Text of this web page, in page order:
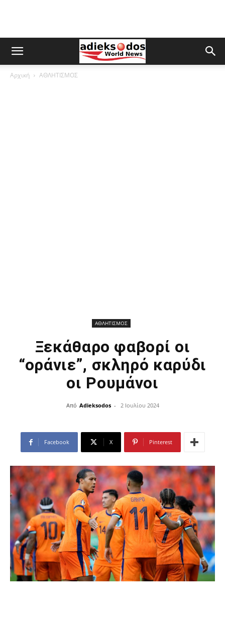
Αρχική ΑΘΛΗΤΙΣΜΟΣ
ΑΘΛΗΤΙΣΜΟΣ
Ξεκάθαρο φαβορί οι
“οράνιε”, σκληρό καρύδι
οι Ρουμάνοι
Από Adieksodos - 2 Ιουλίου 2024
Facebook X Pinterest